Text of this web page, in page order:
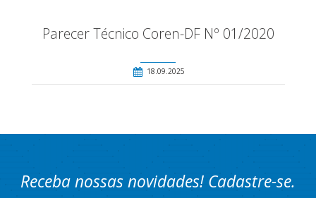
Parecer Técnico Coren-DF Nº 01/2020
18.09.2025
Receba nossas novidades! Cadastre-se.